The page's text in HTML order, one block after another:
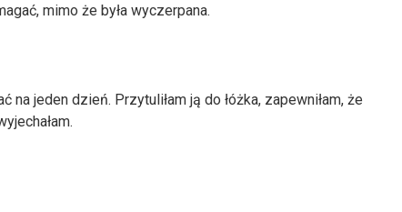
mimo że była wyczerpana.
na jeden dzień. Przytuliłam ją do łóżka, zapewniłam, że